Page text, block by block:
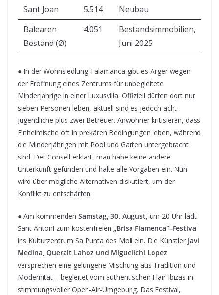
Sant Joan 5.514
Neubau
Balearen
Bestand (Ø)
4.051
Bestandsimmobilien,
Juni 2025
● In der Wohnsiedlung Talamanca gibt es Ärger wegen
der Eröffnung eines Zentrums für unbegleitete
Minderjährige in einer Luxusvilla. Offiziell dürfen dort nur
sieben Personen leben, aktuell sind es jedoch acht
Jugendliche plus zwei Betreuer. Anwohner kritisieren, dass
Einheimische oft in prekären Bedingungen leben, während
die Minderjährigen mit Pool und Garten untergebracht
sind. Der Consell erklärt, man habe keine andere
Unterkunft gefunden und halte alle Vorgaben ein. Nun
wird über mögliche Alternativen diskutiert, um den
Konflikt zu entschärfen.
● Am kommenden Samstag, 30. August, um 20 Uhr lädt
Sant Antoni zum kostenfreien „Brisa Flamenca“–Festival
ins Kulturzentrum Sa Punta des Molí ein. Die Künstler Javi
Medina, Queralt Lahoz und Miguelichi López
versprechen eine gelungene Mischung aus Tradition und
Modernität – begleitet vom authentischen Flair Ibizas in
stimmungsvoller Open-Air-Umgebung. Das Festival,